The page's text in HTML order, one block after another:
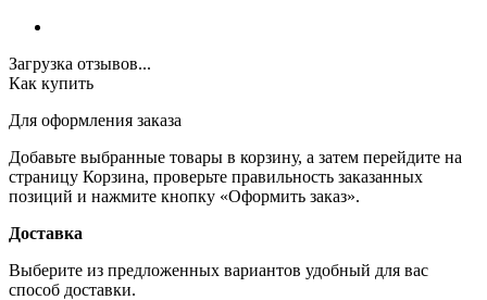
Загрузка отзывов...
Как купить
Для оформления заказа
Добавьте выбранные товары в корзину, а затем перейдите на
страницу Корзина, проверьте правильность заказанных
позиций и нажмите кнопку «Оформить заказ».
Доставка
Выберите из предложенных вариантов удобный для вас
способ доставки.